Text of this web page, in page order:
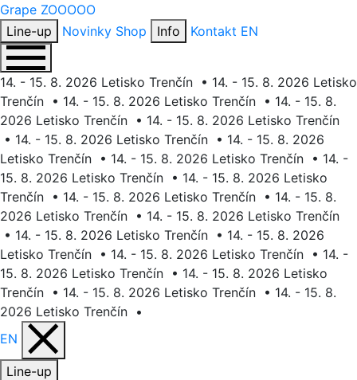
Grape ZOOOOO
Line-up
Novinky Shop Info Kontakt EN
14. - 15. 8. 2026 Letisko Trenčín • 14. - 15. 8. 2026 Letisko
Trenčín • 14. - 15. 8. 2026 Letisko Trenčín • 14. - 15. 8.
2026 Letisko Trenčín • 14. - 15. 8. 2026 Letisko Trenčín
• 14. - 15. 8. 2026 Letisko Trenčín • 14. - 15. 8. 2026
Letisko Trenčín • 14. - 15. 8. 2026 Letisko Trenčín • 14. -
15. 8. 2026 Letisko Trenčín • 14. - 15. 8. 2026 Letisko
Trenčín • 14. - 15. 8. 2026 Letisko Trenčín • 14. - 15. 8.
2026 Letisko Trenčín • 14. - 15. 8. 2026 Letisko Trenčín
• 14. - 15. 8. 2026 Letisko Trenčín • 14. - 15. 8. 2026
Letisko Trenčín • 14. - 15. 8. 2026 Letisko Trenčín • 14. -
15. 8. 2026 Letisko Trenčín • 14. - 15. 8. 2026 Letisko
Trenčín • 14. - 15. 8. 2026 Letisko Trenčín • 14. - 15. 8.
2026 Letisko Trenčín •
EN
Line-up